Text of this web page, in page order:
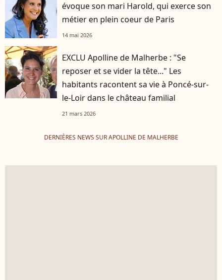
évoque son mari Harold, qui exerce son
métier en plein coeur de Paris
14 mai 2026
EXCLU Apolline de Malherbe : "Se
reposer et se vider la tête..." Les
habitants racontent sa vie à Poncé-sur-
le-Loir dans le château familial
21 mars 2026
DERNIÈRES NEWS SUR APOLLINE DE MALHERBE